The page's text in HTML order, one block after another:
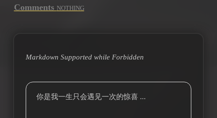
Comments NOTHING
Markdown Supported while Forbidden
你是我一生只会遇见一次的惊喜 ...